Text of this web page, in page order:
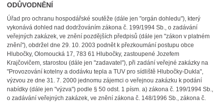
ODŮVODNĚNÍ
Úřad pro ochranu hospodářské soutěže (dále jen "orgán dohledu"), který
vykonává dohled nad dodržováním zákona č. 199/1994 Sb., o zadávání
veřejných zakázek, ve znění pozdějších předpisů (dále jen "zákon v platném
znění"), obdržel dne 29. 10. 2003 podnět k přezkoumání postupu obce
Hlubočky, Olomoucká 17, 783 61 Hlubočky, zastoupené Jozefem
Krajčovičem, starostou (dále jen "zadavatel"), při zadání veřejné zakázky na
"Provozování kotelny a dodávku tepla a TUV pro sídliště Hlubočky-Dukla",
výzvou ze dne 31. 7. 2000 jednomu zájemci o veřejnou zakázku k podání
nabídky (dále jen "výzva") podle § 50 odst. 1 písm. a) zákona č. 199/1994 Sb.,
o zadávání veřejných zakázek, ve znění zákona č. 148/1996 Sb., zákona č.